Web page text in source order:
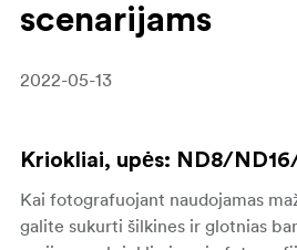
scenarijams
2022-05-13
Kriokliai, upės: ND8/
Kai fotografuojant naudojamas
galite sukurti šilkines ir glotnias